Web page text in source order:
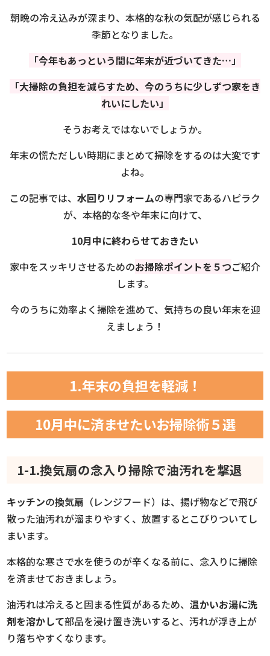
朝晩の冷え込みが深まり、本格的な秋の気配が感じられる
季節となりました。
「今年もあっという間に年末が近づいてきた…」
「大掃除の負担を減らすため、今のうちに少しずつ家をき
れいにしたい」
そうお考えではないでしょうか。
年末の慌ただしい時期にまとめて掃除をするのは大変です
よね。
この記事では、 水回りリフォームの専門家であるハピラク
が、本格的な冬や年末に向けて、
10月中に終わらせておきたい
家中をスッキリさせるためのお掃除ポイントを５つご紹介
します。
今のうちに効率よく掃除を進めて、気持ちの良い年末を迎
えましょう！
1.年末の負担を軽減！
10月中に済ませたいお掃除術５選
1-1.換気扇の念入り掃除で油汚れを撃退
キッチンの換気扇 （レンジフード）は、揚げ物などで飛び
散った油汚れが溜まりやすく、放置するとこびりついてし
まいます。
本格的な寒さで水を使うのが辛くなる前に、念入りに掃除
を済ませておきましょう。
油汚れは冷えると固まる性質があるため、温かいお湯に洗
剤を溶かして部品を浸け置き洗いすると、汚れが浮き上が
り落ちやすくなります。